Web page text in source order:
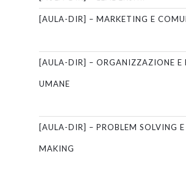
[AULA-DIR] – MARKETING E
[AULA-DIR] – ORGANIZZAZIONE E
UMANE
[AULA-DIR] – PROBLEM SOLVING
MAKING